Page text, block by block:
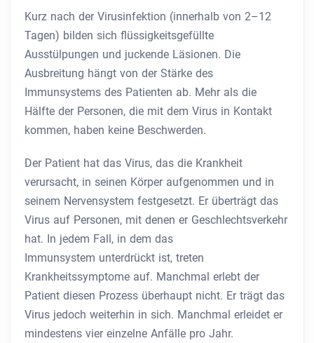
Kurz nach der Virusinfektion (innerhalb von 2–12
Tagen) bilden sich flüssigkeitsgefüllte
Ausstülpungen und juckende Läsionen. Die
Ausbreitung hängt von der Stärke des
Immunsystems des Patienten ab. Mehr als die
Hälfte der Personen, die mit dem Virus in Kontakt
kommen, haben keine Beschwerden.
Der Patient hat das Virus, das die Krankheit
verursacht, in seinen Körper aufgenommen und in
seinem Nervensystem festgesetzt. Er überträgt das
Virus auf Personen, mit denen er Geschlechtsverkehr
hat. In jedem Fall, in dem das
Immunsystem unterdrückt ist, treten
Krankheitssymptome auf. Manchmal erlebt der
Patient diesen Prozess überhaupt nicht. Er trägt das
Virus jedoch weiterhin in sich. Manchmal erleidet er
mindestens vier einzelne Anfälle pro Jahr.